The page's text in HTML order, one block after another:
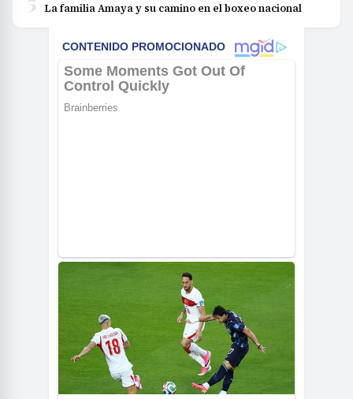
La familia Amaya y su camino en el boxeo nacional